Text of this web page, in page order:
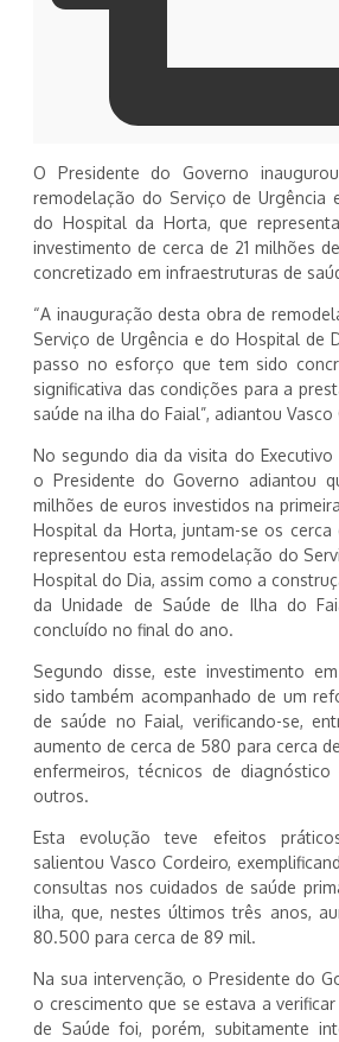
O Presidente do Governo
remodelação do Serviço de Urgência
do Hospital da Horta, que
investimento de cerca de 21 milhões
concretizado em infraestruturas de
“A inauguração desta obra de
Serviço de Urgência e do Hospital de
passo no esforço que tem sido
significativa das condições para a
saúde na ilha do Faial”, adiantou Vasco
No segundo dia da visita do
o Presidente do Governo adiantou
milhões de euros investidos na
Hospital da Horta, juntam-se os cerca
representou esta remodelação do
Hospital do Dia, assim como a
da Unidade de Saúde de Ilha do
concluído no final do ano.
Segundo disse, este investimento
sido também acompanhado de um
de saúde no Faial, verificando-se,
aumento de cerca de 580 para cerca
enfermeiros, técnicos de
outros.
Esta evolução teve efeitos
salientou Vasco Cordeiro,
consultas nos cuidados de saúde
ilha, que, nestes últimos três anos,
80.500 para cerca de 89 mil.
Na sua intervenção, o Presidente do
o crescimento que se estava a
de Saúde foi, porém, subitamente